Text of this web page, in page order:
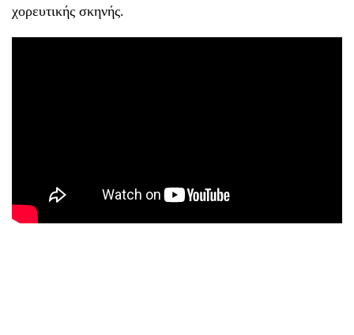
χορευτικής σκηνής.